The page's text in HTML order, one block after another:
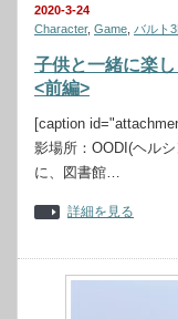
2020-3-24
Character, Game バルト
子供と一緒に楽
<前編>
[caption
影場所：OODI(ヘル
に、図書館…
詳細を見る